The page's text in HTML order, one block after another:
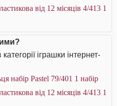
від 12 місяців 4/413 1
іграшки інтернет-
набір Раstel 79/401 1 набір
від 12 місяців 4/413 1